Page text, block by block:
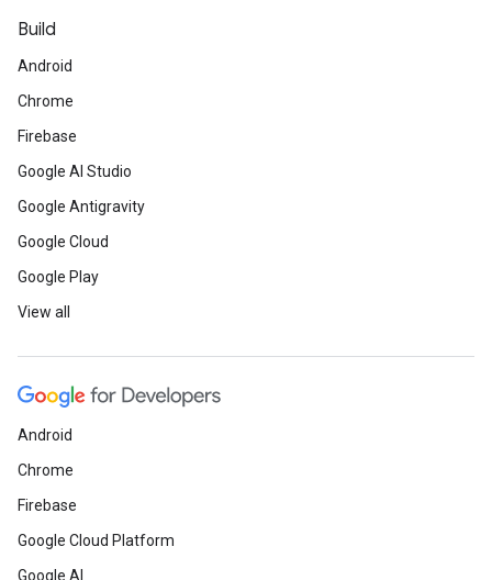
Build
Android
Chrome
Firebase
Google AI Studio
Google Antigravity
Google Cloud
Google Play
View all
Android
Chrome
Firebase
Google Cloud Platform
Google AI